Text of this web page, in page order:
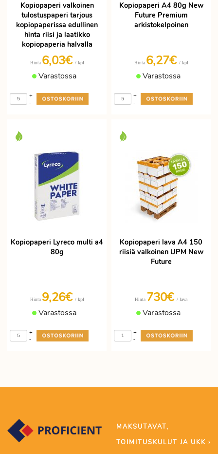
Kopiopaperi valkoinen
tulostuspaperi tarjous
kopiopaperissa edullinen
hinta riisi ja laatikko
kopiopaperia halvalla
Hinta 6,03€ / kpl
Varastossa
-
+
Kopiopaperi A4 80g New
Future Premium
arkistokelpoinen
Hinta 6,27€ / kpl
Varastossa
-
+
Kopiopaperi Lyreco multi a4
80g
Hinta 9,26€ / kpl
Varastossa
-
+
Kopiopaperi lava A4 150
riisiä valkoinen UPM New
Future
Hinta 730€ / lava
Varastossa
-
+
MAKSUTAVAT,
TOIMITUSKULUT JA UKK ›